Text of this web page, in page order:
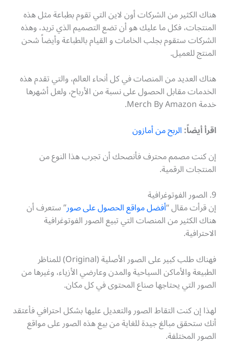
هناك الكثير من الشركات أون لاين التي تقوم بطباعة مثل هذه
المنتجات، فكل ما عليك هو أن تضع التصميم الذي تريد، وهذه
الشركات ستقوم بجلب الخامات و القيام بالطباعة وأيضاً شحن
المنتج للعميل.
هناك العديد من المنصات في كل أنحاء العالم، والتي تقدم هذه
الخدمات مقابل الحصول على نسبة من الأرباح، ولعل أشهرها
خدمة Merch By Amazon.
اقرأ أيضاً:الربح من أمازون
إن كنت مصمم محترف فأنصحك أن تجرب هذا النوع من
المنتجات الرقمية.
9. الصور الفوتوغرافية
إن قرأت مقال “أفضل مواقع الحصول على صور” ستعرف أن
هناك الكثير من المنصات التي تبيع الصور الفوتوغرافية
الاحترافية.
فهناك طلب كبير على الصور الأصلية (Original) للمناظر
الطبيعة والأماكن السياحية والمدن وعارضي الأزياء، وغيرها من
الصور التي يحتاجها صناع المحتوى في كل مكان.
لهذا إن كنت التقاط الصور والتعديل عليها بشكل احترافي فأعتقد
أنك ستحقق مبالغ جيدة للغاية من بيع هذه الصور على مواقع
الصور المختلفة.